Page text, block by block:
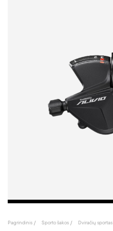
Pagrindinis Sporto šakos Dviračių sportas